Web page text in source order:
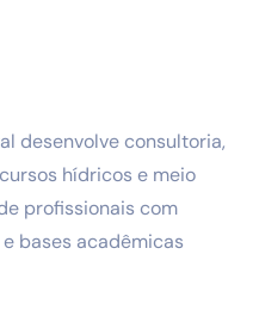
desenvolve consultoria,
hídricos e meio
profissionais com
bases acadêmicas